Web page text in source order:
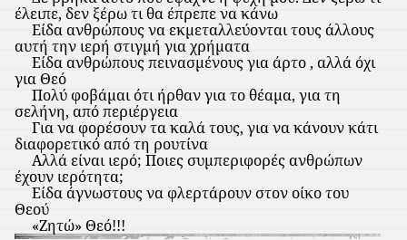
έλειπε, δεν ξέρω τι θα έπρεπε να κάνω
Είδα ανθρώπους να εκμεταλλεύονται τους άλλους
αυτή την ιερή στιγμή για χρήματα
Είδα ανθρώπους πεινασμένους για άρτο , αλλά όχι
για Θεό
Πολύ φοβάμαι ότι ήρθαν για το θέαμα, για τη
σελήνη, από περιέργεια
Για να φορέσουν τα καλά τους, για να κάνουν κάτι
διαφορετικό από τη ρουτίνα
Αλλά είναι ιερό; Ποιες συμπεριφορές ανθρώπων
έχουν ιερότητα;
Είδα άγνωστους να φλερτάρουν στον οίκο του
Θεού
«Ζητώ» Θεό!!!